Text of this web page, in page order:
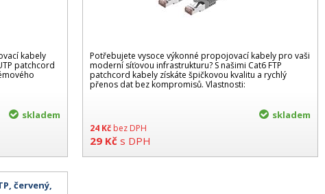
kabely
patchcord
skladem
Potřebujete vysoce výkonné propojovací kabely pro vaši
moderní síťovou infrastrukturu? S našimi Cat6 FTP
patchcord kabely získáte špičkovou kvalitu a rychlý
přenos dat bez kompromisů. Vlastnosti:
24 Kč bez DPH
29 Kč s DPH
skladem
červený,